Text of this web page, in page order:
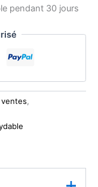
pendant 30 jours
,